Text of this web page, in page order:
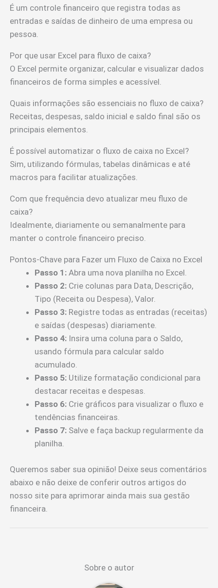
É um controle financeiro que registra todas as
entradas e saídas de dinheiro de uma empresa ou
pessoa.
Por que usar Excel para fluxo de caixa?
O Excel permite organizar, calcular e visualizar dados
financeiros de forma simples e acessível.
Quais informações são essenciais no fluxo de caixa?
Receitas, despesas, saldo inicial e saldo final são os
principais elementos.
É possível automatizar o fluxo de caixa no Excel?
Sim, utilizando fórmulas, tabelas dinâmicas e até
macros para facilitar atualizações.
Com que frequência devo atualizar meu fluxo de
caixa?
Idealmente, diariamente ou semanalmente para
manter o controle financeiro preciso.
Pontos-Chave para Fazer um Fluxo de Caixa no Excel
Passo 1: Abra uma nova planilha no Excel.
Passo 2: Crie colunas para Data, Descrição,
Tipo (Receita ou Despesa), Valor.
Passo 3: Registre todas as entradas (receitas)
e saídas (despesas) diariamente.
Passo 4: Insira uma coluna para o Saldo,
usando fórmula para calcular saldo
acumulado.
Passo 5: Utilize formatação condicional para
destacar receitas e despesas.
Passo 6: Crie gráficos para visualizar o fluxo e
tendências financeiras.
Passo 7: Salve e faça backup regularmente da
planilha.
Queremos saber sua opinião! Deixe seus comentários
abaixo e não deixe de conferir outros artigos do
nosso site para aprimorar ainda mais sua gestão
financeira.
Sobre o autor